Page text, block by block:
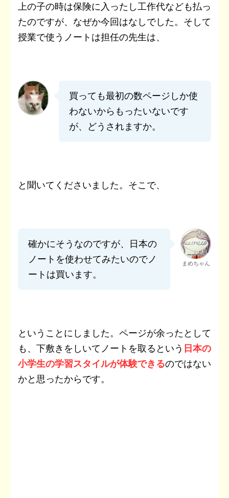
上の子の時は保険に入ったし工作代なども払っ
たのですが、なぜか今回はなしでした。そして
授業で使うノートは担任の先生は、
買っても最初の数ページしか使
わないからもったいないです
が、どうされますか。
と聞いてくださいました。そこで、
確かにそうなのですが、日本の
ノートを使わせてみたいのでノ
ートは買います。
まめちゃん
ということにしました。ページが余ったとして
も、下敷きをしいてノートを取るという 日本の
小学生の学習スタイルが体験できるのではない
かと思ったからです。